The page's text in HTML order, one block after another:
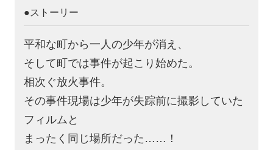
●ストーリー
平和な町から一人の少年が消え、
そして町では事件が起こり始めた。
相次ぐ放火事件。
その事件現場は少年が失踪前に撮影していた
フィルムと
まったく同じ場所だった……！